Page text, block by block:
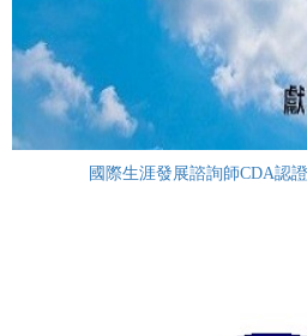
國際生涯發展諮詢師CDA認